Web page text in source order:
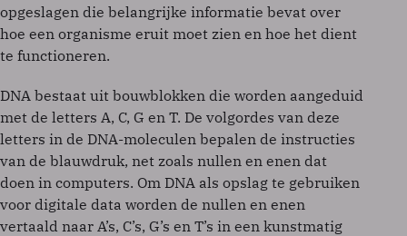
opgeslagen die belangrijke informatie bevat over
hoe een organisme eruit moet zien en hoe het dient
te functioneren.
DNA bestaat uit bouwblokken die worden aangeduid
met de letters A, C, G en T. De volgordes van deze
letters in de DNA-moleculen bepalen de instructies
van de blauwdruk, net zoals nullen en enen dat
doen in computers. Om DNA als opslag te gebruiken
voor digitale data worden de nullen en enen
vertaald naar A’s, C’s, G’s en T’s in een kunstmatig